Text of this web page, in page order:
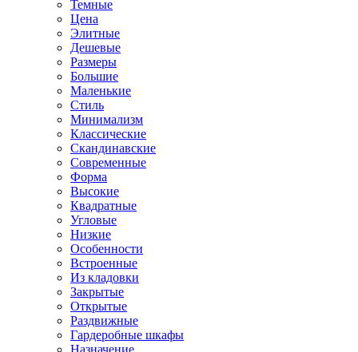
Темные
Цена
Элитные
Дешевые
Размеры
Большие
Маленькие
Стиль
Минимализм
Классические
Скандинавские
Современные
Форма
Высокие
Квадратные
Угловые
Низкие
Особенности
Встроенные
Из кладовки
Закрытые
Открытые
Раздвижные
Гардеробные шкафы
Назначение